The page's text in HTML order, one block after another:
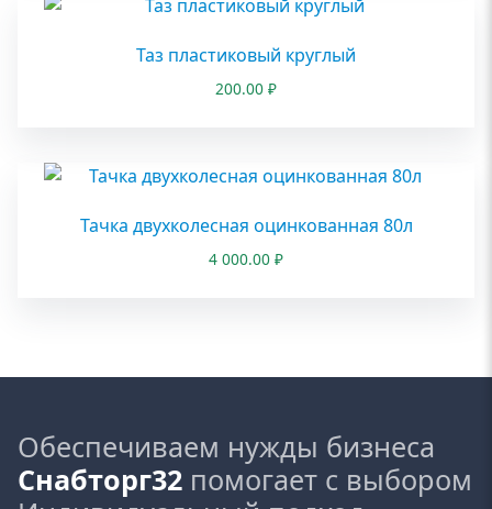
Таз пластиковый круглый
200.00 ₽
Тачка двухколесная оцинкованная 80л
4 000.00 ₽
Обеспечиваем нужды бизнеса
Снабторг32 помогает с выбором